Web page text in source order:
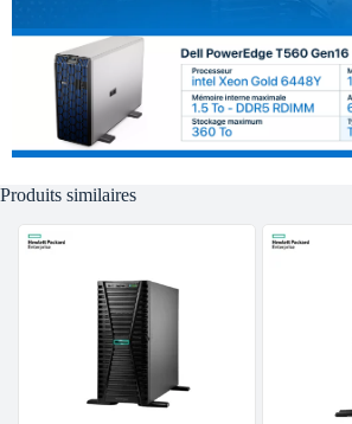
Produits similaires